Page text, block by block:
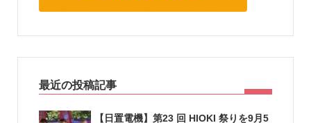
最近の投稿記事
【日置電機】第23 回 HIOKI 祭りを9月5